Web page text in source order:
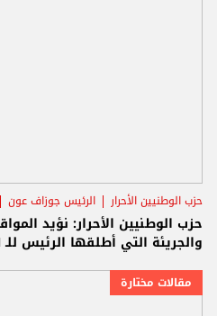
حزب الوطنيين الأحرار الرئيس جوزاف عون
حزب الوطنيين الأحرار: نؤيد
والجريئة التي أطلقها الرئيس للـ CNN
مقالات مختارة